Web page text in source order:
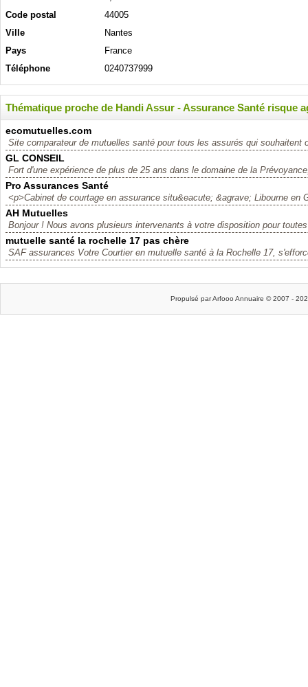
Code postal
44005
Ville
Nantes
Pays
France
Téléphone
0240737999
Thématique proche de Handi Assur - Assurance Santé risque
ecomutuelles.com
Site comparateur de mutuelles santé pour tous les assurés qui souhaitent
GL CONSEIL
Fort d'une expérience de plus de 25 ans dans le domaine de la
Pro Assurances Santé
<p>Cabinet de courtage en assurance situ&eacute; &agrave; Libourne en
AH Mutuelles
Bonjour ! Nous avons plusieurs intervenants à votre disposition pour
mutuelle santé la rochelle 17 pas chère
SAF assurances Votre Courtier en mutuelle santé à la Rochelle 17,
Propulsé par Arfooo Annuaire © 2007 -